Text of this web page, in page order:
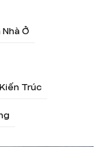
Ở
Trúc